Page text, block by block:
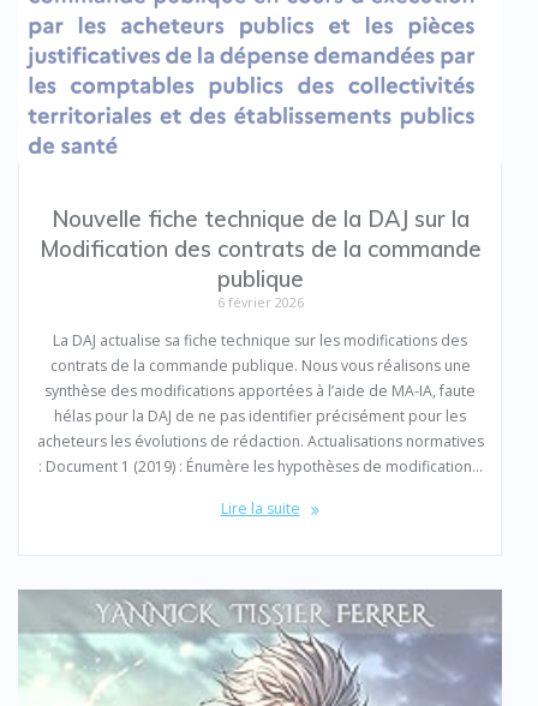
Nouvelle fiche technique de la DAJ sur la
Modification des contrats de la commande
publique
6 février 2026
La DAJ actualise sa fiche technique sur les modifications des
contrats de la commande publique. Nous vous réalisons une
synthèse des modifications apportées à l’aide de MA-IA, faute
hélas pour la DAJ de ne pas identifier précisément pour les
acheteurs les évolutions de rédaction. Actualisations normatives
: Document 1 (2019) : Énumère les hypothèses de modification…
Lire la suite